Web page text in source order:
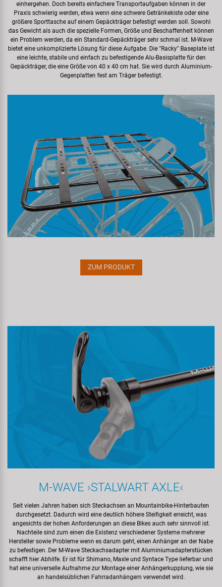
einhergehen. Doch bereits einfachere Transportaufgaben können in der
Praxis schwierig werden, etwa wenn eine schwere Getränkekiste oder eine
größere Sporttasche auf einem Gepäckträger befestigt werden soll. Sowohl
das Gewicht als auch die spezielle Formen, Größe und Beschaffenheit können
ein Problem werden, da ein Standard-Gepäckträger sehr schmal ist. M‍-‍Wave
bietet eine unkomplizierte Lösung für diese Aufgabe. Die "Racky" Baseplate ist
eine leichte, stabile und einfach zu befestigende Alu-Basisplatte für den
Gepäckträger, die eine Größe von 40 x 40 cm hat. Sie wird durch Aluminium-
Gegenplatten fest am Träger befestigt.
ZUM PRODUKT
M‍-‍WAVE ›STALWART AXLE‹
Seit vielen Jahren haben sich Steckachsen an Mountainbike-Hinterbauten
durchgesetzt. Dadurch wird eine deutlich höhere Steifigkeit erreicht, was
angesichts der hohen Anforderungen an diese Bikes auch sehr sinnvoll ist.
Nachteile sind zum einen die Existenz verschiedener Systeme mehrerer
Hersteller sowie Probleme wenn es darum geht, einen Anhänger an der Nabe
zu befestigen. Der M‍-‍Wave Steckachsadapter mit Aluminiumadapterstücken
schafft hier Abhilfe. Er ist für Shimano, Maxle und Syntace Type lieferbar und
hat eine universelle Aufnahme zur Montage einer Anhängerkupplung, wie sie
an handelsüblichen Fahrradanhängern verwendet wird.